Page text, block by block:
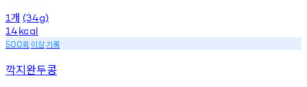
1 개 (34g)
14kcal
500회 이상기록
깍지완두콩